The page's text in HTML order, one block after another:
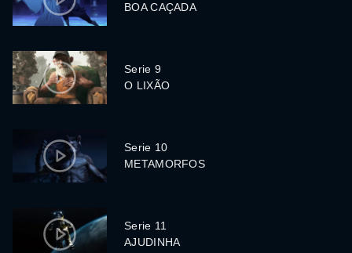
BOA CAÇADA
Serie 9
O LIXÃO
Serie 10
METAMORFOS
Serie 11
AJUDINHA